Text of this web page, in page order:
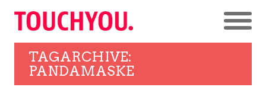
TAGARCHIVE:
PANDAMASKE